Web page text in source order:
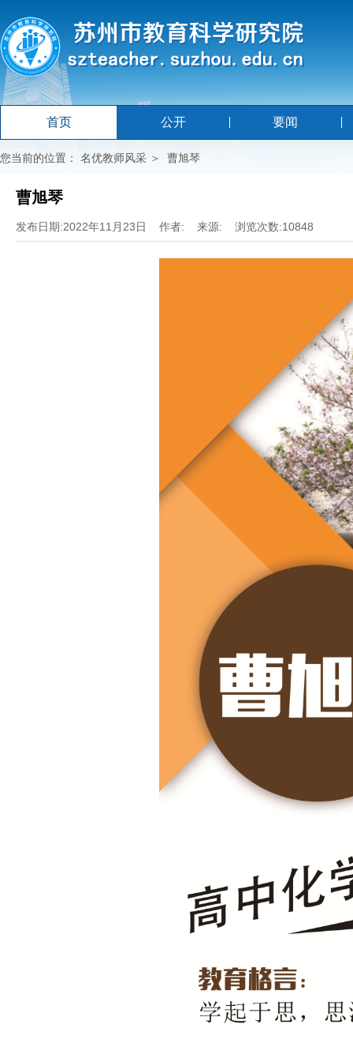
首页 公开 要闻
您当前的位置： 名优教师风采 ＞ 曹旭琴
曹旭琴
发布日期:2022年11月23日 作者: 来源: 浏览次数:10848